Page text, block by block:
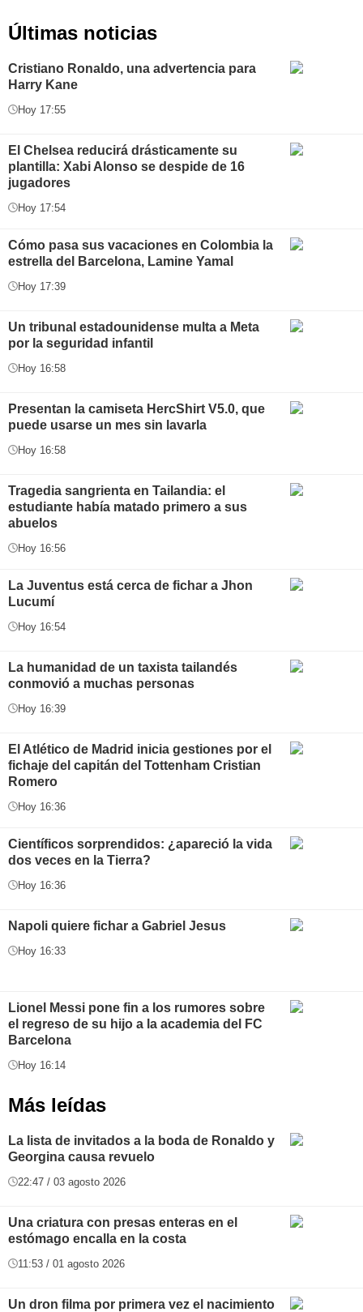
Últimas noticias
Cristiano Ronaldo, una advertencia para
Harry Kane
Hoy 17:55
El Chelsea reducirá drásticamente su
plantilla: Xabi Alonso se despide de 16
jugadores
Hoy 17:54
Cómo pasa sus vacaciones en Colombia la
estrella del Barcelona, Lamine Yamal
Hoy 17:39
Un tribunal estadounidense multa a Meta
por la seguridad infantil
Hoy 16:58
Presentan la camiseta HercShirt V5.0, que
puede usarse un mes sin lavarla
Hoy 16:58
Tragedia sangrienta en Tailandia: el
estudiante había matado primero a sus
abuelos
Hoy 16:56
La Juventus está cerca de fichar a Jhon
Lucumí
Hoy 16:54
La humanidad de un taxista tailandés
conmovió a muchas personas
Hoy 16:39
El Atlético de Madrid inicia gestiones por el
fichaje del capitán del Tottenham Cristian
Romero
Hoy 16:36
Científicos sorprendidos: ¿apareció la vida
dos veces en la Tierra?
Hoy 16:36
Napoli quiere fichar a Gabriel Jesus
Hoy 16:33
Lionel Messi pone fin a los rumores sobre
el regreso de su hijo a la academia del FC
Barcelona
Hoy 16:14
Más leídas
La lista de invitados a la boda de Ronaldo y
Georgina causa revuelo
22:47 / 03 agosto 2026
Una criatura con presas enteras en el
estómago encalla en la costa
11:53 / 01 agosto 2026
Un dron filma por primera vez el nacimiento